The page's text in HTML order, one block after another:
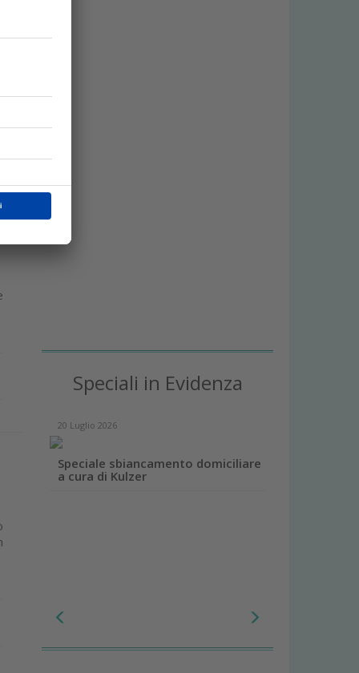
Speciali in Evidenza
20 Luglio 2026
Speciale sbiancamento domiciliare
a cura di Kulzer